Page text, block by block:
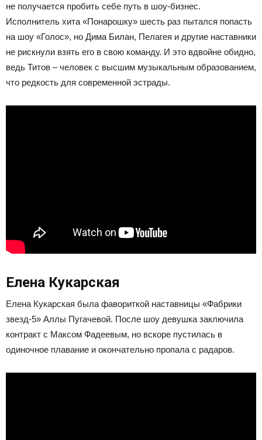
не получается пробить себе путь в шоу-бизнес.
Исполнитель хита «Понарошку» шесть раз пытался попасть
на шоу «Голос», но Дима Билан, Пелагея и другие наставники
не рискнули взять его в свою команду. И это вдвойне обидно,
ведь Титов – человек с высшим музыкальным образованием,
что редкость для современной эстрады.
Елена Кукарская
Елена Кукарская была фавориткой наставницы «Фабрики
звезд-5» Аллы Пугачевой. После шоу девушка заключила
контракт с Максом Фадеевым, но вскоре пустилась в
одиночное плавание и окончательно пропала с радаров.